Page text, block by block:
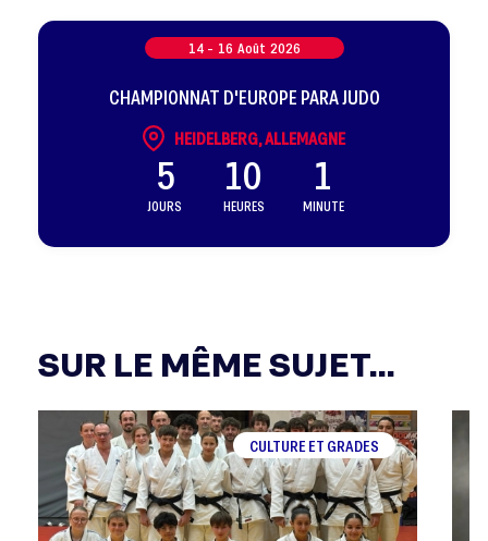
14 - 16 Août 2026
CHAMPIONNAT D'EUROPE PARA JUDO
HEIDELBERG, ALLEMAGNE
5
JOURS
10
HEURES
1
MINUTE
SUR LE MÊME SUJET...
CULTURE ET GRADES